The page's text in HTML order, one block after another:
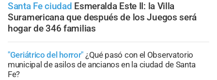
Santa Fe ciudad Esmeralda Este II: la Villa
Suramericana que después de los Juegos será
hogar de 346 familias
"Geriátrico del horror" ¿Qué pasó con el Observatorio
municipal de asilos de ancianos en la ciudad de Santa
Fe?